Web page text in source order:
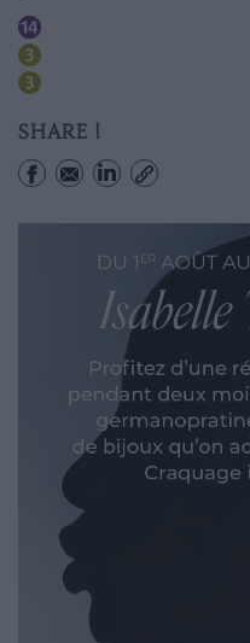
SHARE !